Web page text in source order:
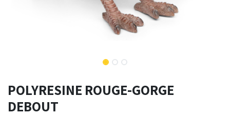
POLYRESINE ROUGE-GORGE
DEBOUT